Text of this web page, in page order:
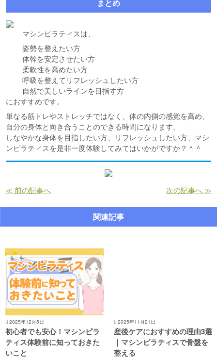
まとめ
マシンピラティスは、
姿勢を整えたい方
体幹を安定させたい方
柔軟性を高めたい方
呼吸を整えてリフレッシュしたい方
自然で美しいラインを目指す方
におすすめです。
単なる筋トレやストレッチではなく、体の内側の感覚を高め、
自分の身体と向き合うことのできる時間になります。
しなやかな身体を目指したい方、リフレッシュしたい方、マシ
ンピラティスを是非一度体験してみてはいかがですか？＾＾
≪ 前の記事へ 次の記事へ ≫
関連記事
2025年12月5日
初心者でも安心！マシンピラ
ティス体験前に知っておきた
いこと
2025年11月21日
産後ケアにおすすめの理由3選
｜マシンピラティスで骨盤を
整える